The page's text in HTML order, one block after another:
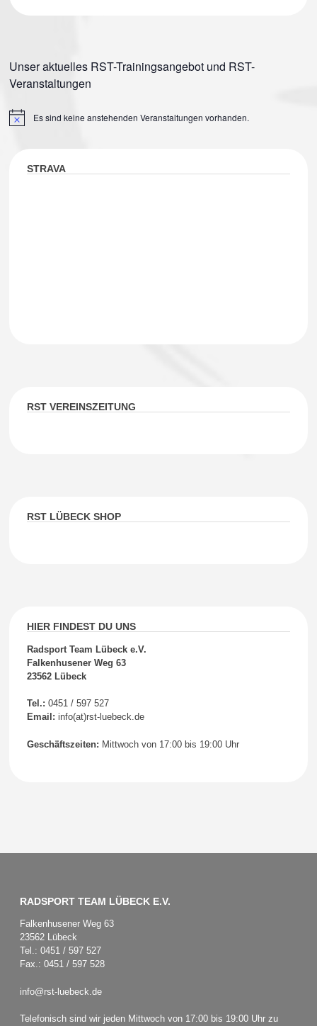
Unser aktuelles RST-Trainingsangebot und RST-
Veranstaltungen
HinweisEs sind keine anstehenden Veranstaltungen vorhanden.
STRAVA
RST VEREINSZEITUNG
RST LÜBECK SHOP
HIER FINDEST DU UNS
Radsport Team Lübeck e.V.
Falkenhusener Weg 63
23562 Lübeck
Tel.: 0451 / 597 527
Email: info(at)rst-luebeck.de
Geschäftszeiten: Mittwoch von 17:00 bis 19:00 Uhr
RADSPORT TEAM LÜBECK E.V.
Falkenhusener Weg 63
23562 Lübeck
Tel.: 0451 / 597 527
Fax.: 0451 / 597 528
info@rst-luebeck.de
Telefonisch sind wir jeden Mittwoch von 17:00 bis 19:00 Uhr zu